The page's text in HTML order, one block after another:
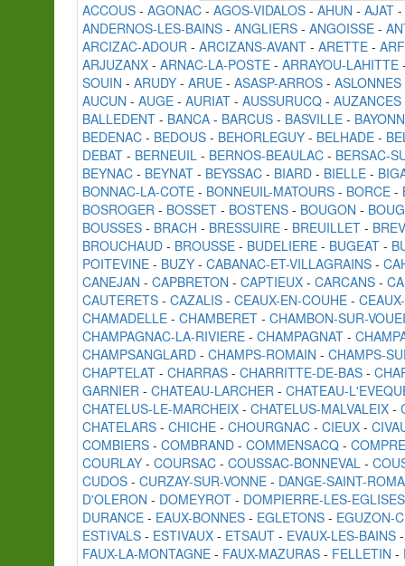
ACCOUS - AGONAC - AGOS-VIDALOS - AHUN - AJAT -
ANDERNOS-LES-BAINS - ANGLIERS - ANGOISSE -
ARCIZAC-ADOUR - ARCIZANS-AVANT - ARETTE -
ARJUZANX - ARNAC-LA-POSTE - ARRAYOU-LAHITTE
SOUIN - ARUDY - ARUE - ASASP-ARROS - ASLONNES
AUCUN - AUGE - AURIAT - AUSSURUCQ - AUZANCES
BALLEDENT - BANCA - BARCUS - BASVILLE -
BEDENAC - BEDOUS - BEHORLEGUY - BELHADE -
DEBAT - BERNEUIL - BERNOS-BEAULAC - BERSAC-
BEYNAC - BEYNAT - BEYSSAC - BIARD - BIELLE -
BONNAC-LA-COTE - BONNEUIL-MATOURS - BORCE -
BOSROGER - BOSSET - BOSTENS - BOUGON -
BOUSSES - BRACH - BRESSUIRE - BREUILLET -
BROUCHAUD - BROUSSE - BUDELIERE - BUGEAT -
POITEVINE - BUZY - CABANAC-ET-VILLAGRAINS -
CANEJAN - CAPBRETON - CAPTIEUX - CARCANS -
CAUTERETS - CAZALIS - CEAUX-EN-COUHE -
CHAMADELLE - CHAMBERET - CHAMBON-SUR-
CHAMPAGNAC-LA-RIVIERE - CHAMPAGNAT -
CHAMPSANGLARD - CHAMPS-ROMAIN - CHAMPS-
CHAPTELAT - CHARRAS - CHARRITTE-DE-BAS -
GARNIER - CHATEAU-LARCHER - CHATEAU-
CHATELUS-LE-MARCHEIX - CHATELUS-MALVALEIX -
CHATELARS - CHICHE - CHOURGNAC - CIEUX -
COMBIERS - COMBRAND - COMMENSACQ -
COURLAY - COURSAC - COUSSAC-BONNEVAL -
CUDOS - CURZAY-SUR-VONNE - DANGE-SAINT-
D'OLERON - DOMEYROT - DOMPIERRE-LES-EGLISES
DURANCE - EAUX-BONNES - EGLETONS - EGUZON-
ESTIVALS - ESTIVAUX - ETSAUT - EVAUX-LES-BAINS
FAUX-LA-MONTAGNE - FAUX-MAZURAS - FELLETIN -